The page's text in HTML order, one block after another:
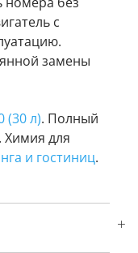
с
замены
(30 л). Полный
. Химия для
и гостиниц.